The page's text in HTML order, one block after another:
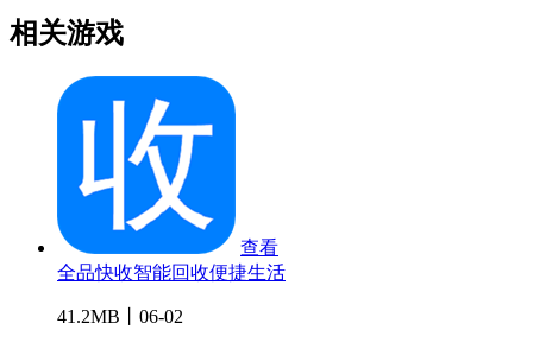
相关游戏
查看
全品快收智能回收便捷生活
41.2MB丨06-02